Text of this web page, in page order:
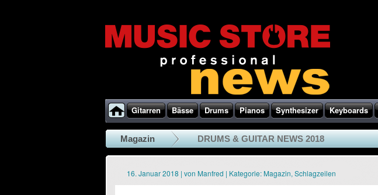
Gitarren Bässe Drums Pianos Synthesizer Keyboards
Magazin DRUMS & GUITAR NEWS 2018
16. Januar 2018 | von Manfred | Kategorie:Magazin, Schlagzeilen